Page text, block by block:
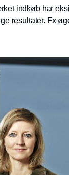
indkøb har
resultater. Fx
% i 2014 til 46 %
er ikke kun
er også positive